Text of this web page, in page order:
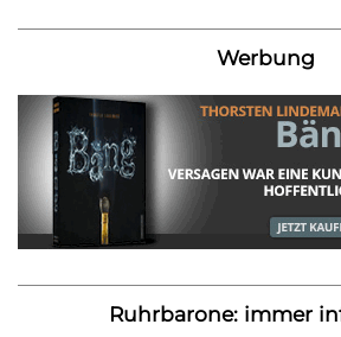
Werbung
Ruhrbarone: immer